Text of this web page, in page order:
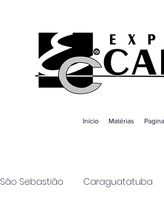
Início Matérias
São Sebastião Caraguatatuba